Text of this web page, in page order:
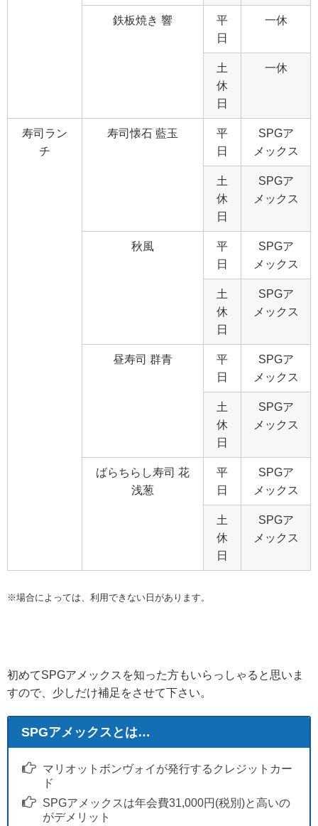
鉄板焼き 響
平
日
一休
土
休
日
一休
寿司ラン
チ
寿司懐石 藍玉
平
日
SPGア
メックス
土
休
日
SPGア
メックス
秋風
平
日
SPGア
メックス
土
休
日
SPGア
メックス
昼寿司 群青
平
日
SPGア
メックス
土
休
日
SPGア
メックス
ばらちらし寿司 花
浅葱
平
日
SPGア
メックス
土
休
日
SPGア
メックス
※場合によっては、利用できない日があります。
初めてSPGアメックスを知った方もいらっしゃると思いま
すので、少しだけ補足をさせて下さい。
SPGアメックスとは…
マリオットボンヴォイが発行するクレジットカー
ド
SPGアメックスは年会費31,000円(税別)と高いの
がデメリット